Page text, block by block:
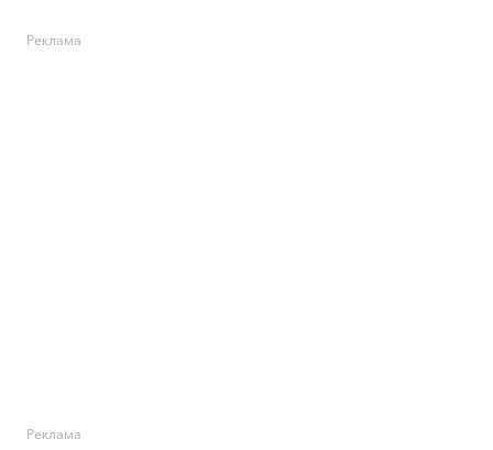
Реклама
Реклама